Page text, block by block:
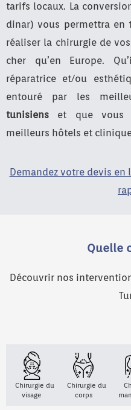
tarifs locaux. La
dinar) vous permettra
réaliser la chirurgie de
cher qu’en Europe.
réparatrice et/ou
entouré par les
tunisiens et que vous
meilleurs hôtels et
Demandez votre devis
Quelle
Découvrir nos
Chirurgie du
visage
Chirurgie du
corps